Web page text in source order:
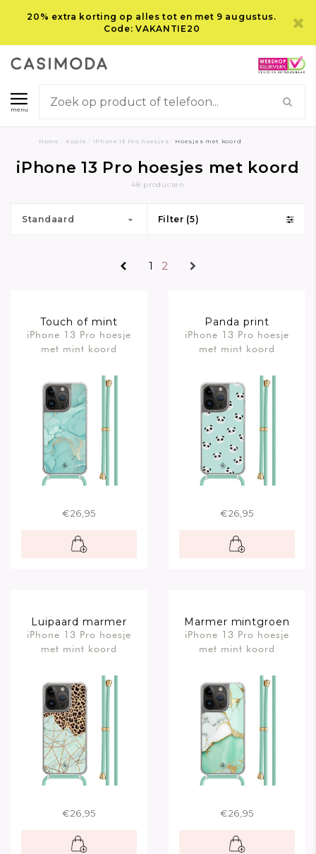
20% extra korting op alles tot en met 9 augustus.
Code: VAKANTIE20
menu
Home Apple iPhone 13 Pro hoesjes Hoesjes met koord
iPhone 13 Pro hoesjes met koord
48 producten
Standaard Filter (5)
1 2
Touch of mint
iPhone 13 Pro hoesje
met mint koord
€26,95
Panda print
iPhone 13 Pro hoesje
met mint koord
€26,95
Luipaard marmer
mint
iPhone 13 Pro hoesje
met mint koord
€26,95
Marmer mintgroen
iPhone 13 Pro hoesje
met mint koord
€26,95